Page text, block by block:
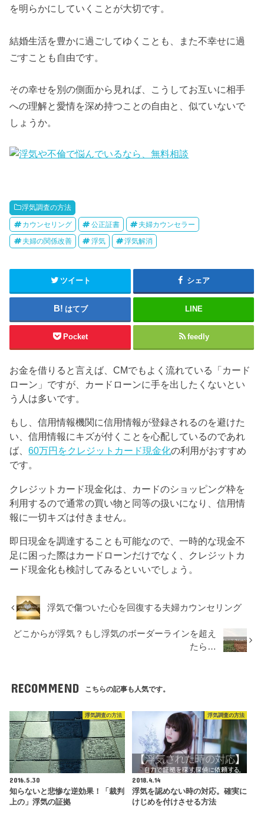
を明らかにしていくことが大切です。
結婚生活を豊かに過ごしてゆくことも、また不幸せに過
ごすことも自由です。
その幸せを別の側面から見れば、こうしてお互いに相手
への理解と愛情を深め持つことの自由と、似ていないで
しょうか。
浮気調査の方法
カウンセリング 公正証書 夫婦カウンセラー
夫婦の関係改善 浮気 浮気解消
ツイート シェア
はてブ LINE
Pocket feedly
お金を借りると言えば、CMでもよく流れている「カード
ローン」ですが、カードローンに手を出したくないとい
う人は多いです。
もし、信用情報機関に信用情報が登録されるのを避けた
い、信用情報にキズが付くことを心配しているのであれ
ば、60万円をクレジットカード現金化の利用がおすすめ
です。
クレジットカード現金化は、カードのショッピング枠を
利用するので通常の買い物と同等の扱いになり、信用情
報に一切キズは付きません。
即日現金を調達することも可能なので、一時的な現金不
足に困った際はカードローンだけでなく、クレジットカ
ード現金化も検討してみるといいでしょう。
浮気で傷ついた心を回復する夫婦カウンセリング
どこからが浮気？もし浮気のボーダーラインを超え
たら…
RECOMMEND こちらの記事も人気です。
浮気調査の方法
2016.5.30
知らないと悲惨な逆効果！「裁判
上の」浮気の証拠
浮気調査の方法
2018.4.14
浮気を認めない時の対応。確実に
けじめを付けさせる方法